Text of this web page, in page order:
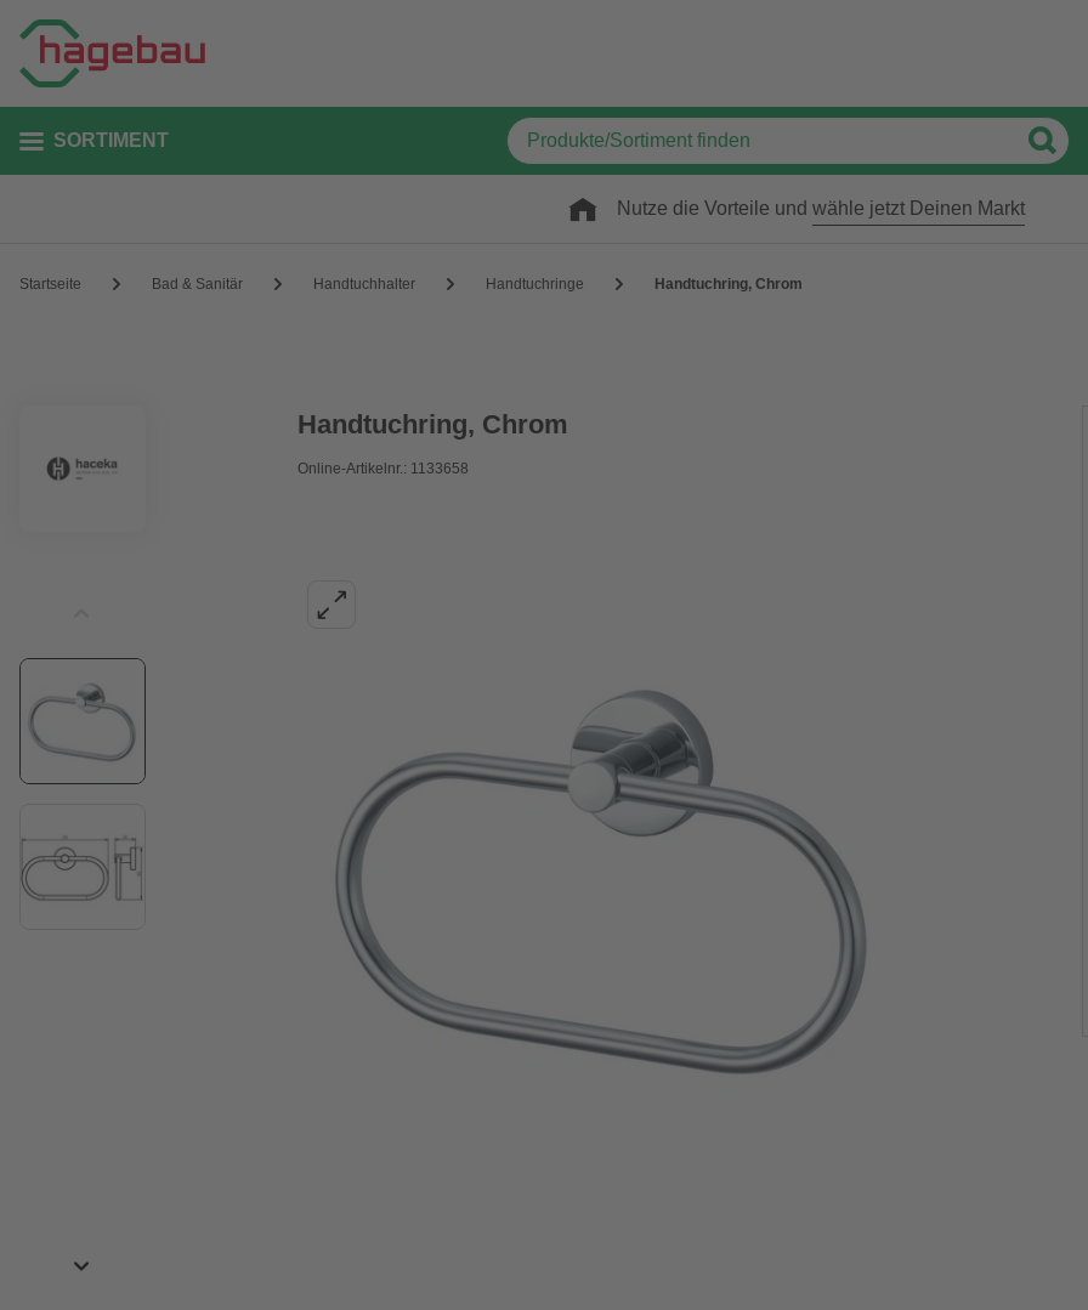
SORTIMENT
Nutze die Vorteile und wähle jetzt Deinen Markt
Startseite Bad & Sanitär Handtuchhalter Handtuchringe Handtuchring, Chrom
Handtuchring, Chrom
Online-Artikelnr.: 1133658